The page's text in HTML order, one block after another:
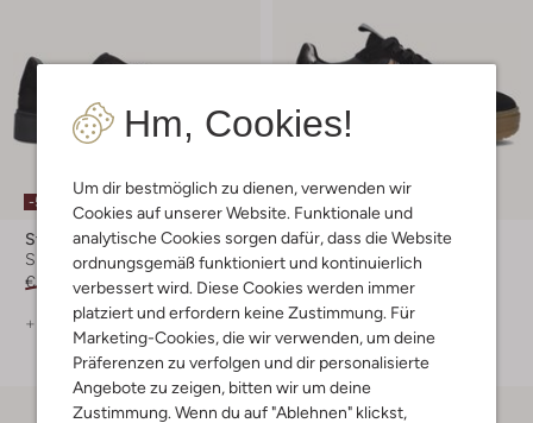
Hm, Cookies!
Um dir bestmöglich zu dienen, verwenden wir
Cookies auf unserer Website. Funktionale und
analytische Cookies sorgen dafür, dass die Website
ordnungsgemäß funktioniert und kontinuierlich
verbessert wird. Diese Cookies werden immer
platziert und erfordern keine Zustimmung. Für
Marketing-Cookies, die wir verwenden, um deine
Präferenzen zu verfolgen und dir personalisierte
Angebote zu zeigen, bitten wir um deine
Zustimmung. Wenn du auf "Ablehnen" klickst,
-50%
Stefano Lauran
Sneaker Low
€ 149,99 € 74,99
+ mehr farben
Notre-V
Sneaker Low
€ 139,99 € 97,99
+ mehr farben